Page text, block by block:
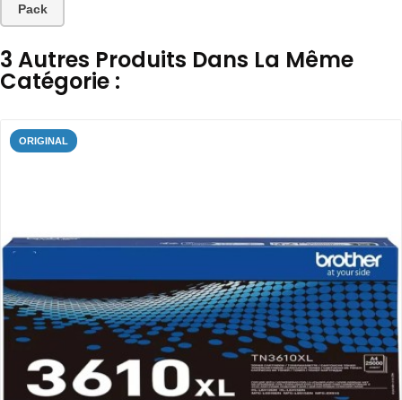
Pack
3 Autres Produits Dans La Même
Catégorie :
ORIGINAL